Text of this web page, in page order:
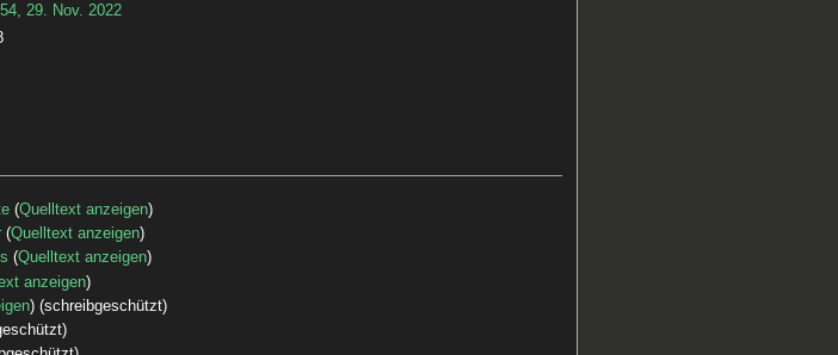
29. Nov. 2022
(Quelltext anzeigen)
(Quelltext anzeigen)
(Quelltext anzeigen)
anzeigen)
) (schreibgeschützt)